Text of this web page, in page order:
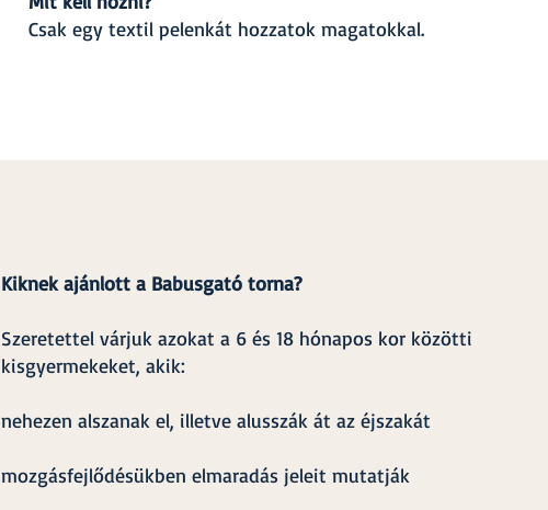
Csak egy textil pelenkát hozzatok magatokkal.
Kiknek ajánlott a Babusgató torna?
Szeretettel várjuk azokat a 6 és 18 hónapos kor közötti
kisgyermekeket, akik:
nehezen alszanak el, illetve alusszák át az éjszakát
mozgásfejlődésükben elmaradás jeleit mutatják